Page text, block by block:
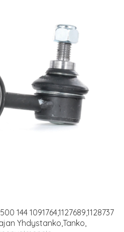
144 1091764,1127689,1128737
Yhdystanko,Tanko,